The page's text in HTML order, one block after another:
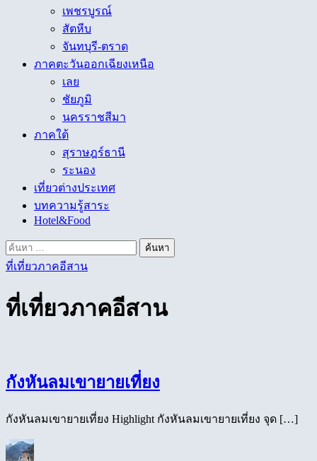
เพชรบูรณ์
สัตหีบ
จันทบุรี-ตราด
ภาคตะวันออกเฉียงเหนือ
เลย
ชัยภูมิ
นครราชสีมา
ภาคใต้
สุราษฎร์ธานี
ระนอง
เที่ยวต่างประเทศ
บทความรู้สาระ
Hotel&Food
ค้นหา
สำหรับ:
ที่เที่ยวภาคอีสาน
ที่เที่ยวภาคอีสาน
กังหันลมเขายายเที่ยง
กังหันลมเขายายเที่ยง Highlight กังหันลมเขายายเที่ยง จุด […]